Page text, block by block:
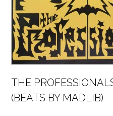
THE
(BEATS BY MADLIB)